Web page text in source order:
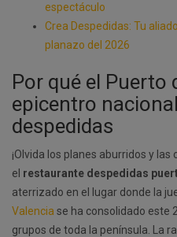
espectáculo
Crea Despedidas: Tu
planazo del 2026
Por qué el Puerto
epicentro
despedidas
¡Olvida los planes aburridos y
el restaurante despedidas
aterrizado en el lugar donde la
Valencia se ha consolidado este
grupos de toda la península. La